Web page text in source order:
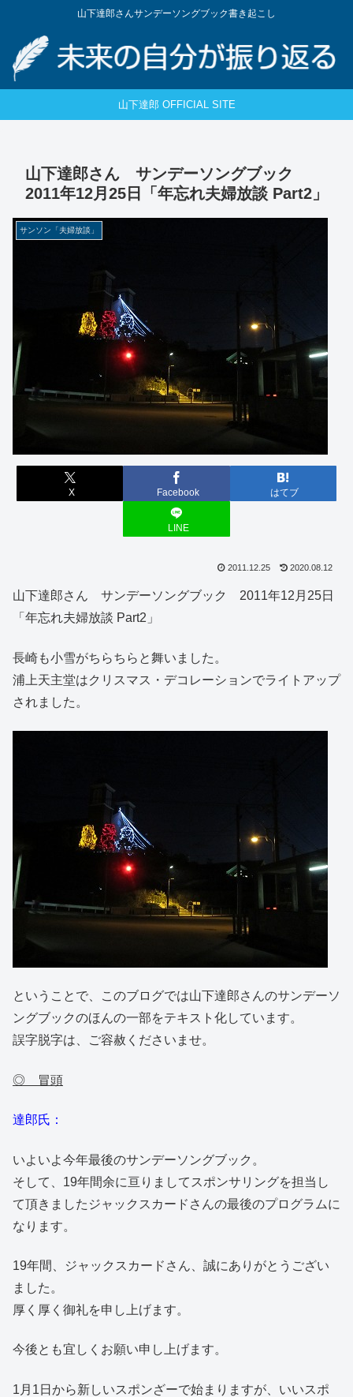
山下達郎さんサンデーソングブック書き起こし
山下達郎 OFFICIAL SITE
山下達郎さん サンデーソングブック
2011年12月25日「年忘れ夫婦放談 Part2」
サンソン「夫婦放談」
X Facebook はてブ
LINE
2011.12.25 2020.08.12
山下達郎さん サンデーソングブック 2011年12月25日
「年忘れ夫婦放談 Part2」
長崎も小雪がちらちらと舞いました。
浦上天主堂はクリスマス・デコレーションでライトアップ
されました。
ということで、このブログでは山下達郎さんのサンデーソ
ングブックのほんの一部をテキスト化しています。
誤字脱字は、ご容赦くださいませ。
◎ 冒頭
達郎氏：
いよいよ今年最後のサンデーソングブック。
そして、19年間余に亘りましてスポンサリングを担当し
て頂きましたジャックスカードさんの最後のプログラムに
なります。
19年間、ジャックスカードさん、誠にありがとうござい
ました。
厚く厚く御礼を申し上げます。
今後とも宜しくお願い申し上げます。
1月1日から新しいスポンざーで始まりますが、いいスポ